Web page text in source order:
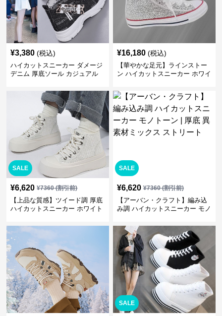
¥3,380 (税込)
ハイカットスニーカー ダメージ
デニム 厚底ソール カジュアル
かわいい 学校 日常使い 履きや
¥16,180 (税込)
【華やかな足元】ラインストー
ン ハイカットスニーカー ホワイ
ボン
SALE
¥6,620 ¥7360(割引前)
【上品な質感】ツイード調 厚底
ハイカットスニーカー ホワイト
ビ クラシック
SALE
¥6,620 ¥7360(割引前)
【アーバン・クラフト】編み込
み調 ハイカットスニーカー モノ
トリート
SALE